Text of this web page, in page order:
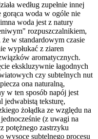
według zupełnie innej
woda w ogóle nie
woda jest z natury
rozpuszczalnikiem,
w standardowym czasie
wypłukać z ziaren
aromatycznych.
ekskluzywnie łagodnych
czy subtelnych nut
ona naturalną,
w ten sposób napój jest
jedwabistą teksturę,
żołądka ze względu na
(z uwagi na
potężnego zastrzyku
wysoce subtelnego procesu